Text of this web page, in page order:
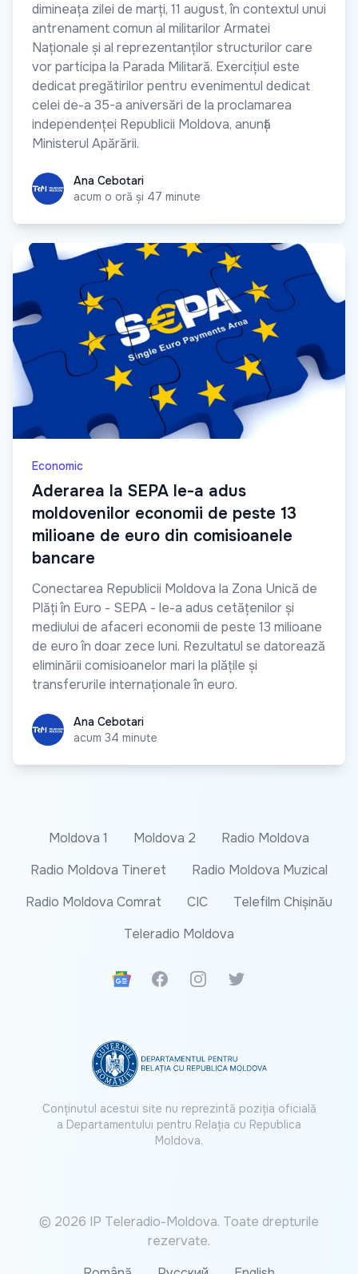
dimineața zilei de marți, 11 august, în contextul unui
antrenament comun al militarilor Armatei
Naționale și al reprezentanților structurilor care
vor participa la Parada Militară. Exercițiul este
dedicat pregătirilor pentru evenimentul dedicat
celei de-a 35-a aniversări de la proclamarea
independenței Republicii Moldova, anunță
Ministerul Apărării.
Ana CebotariAna Cebotari
acum o oră și 47 minute
Economic
Aderarea la SEPA le-a adus
moldovenilor economii de peste 13
milioane de euro din comisioanele
bancare
Conectarea Republicii Moldova la Zona Unică de
Plăți în Euro - SEPA - le-a adus cetățenilor și
mediului de afaceri economii de peste 13 milioane
de euro în doar zece luni. Rezultatul se datorează
eliminării comisioanelor mari la plățile și
transferurile internaționale în euro.
Ana CebotariAna Cebotari
acum 34 minute
Moldova 1 Moldova 2
Radio Moldova
Radio Moldova Tineret
Radio Moldova Muzical
Radio Moldova Comrat
CIC
Telefilm Chișinău
Teleradio Moldova
Google News
FacebookInstagramTwitter
Conținutul acestui site nu reprezintă poziția oficială
a Departamentului pentru Relația cu Republica
Moldova.
© 2026 IP Teleradio-Moldova. Toate drepturile
rezervate.